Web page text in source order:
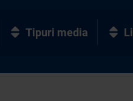
Tipuri media